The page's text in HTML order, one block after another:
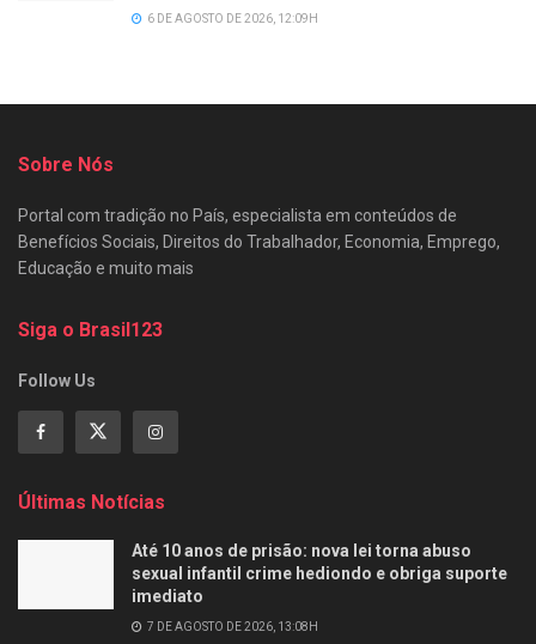
6 DE AGOSTO DE 2026, 12:09H
Sobre Nós
Portal com tradição no País, especialista em conteúdos de
Benefícios Sociais, Direitos do Trabalhador, Economia, Emprego,
Educação e muito mais
Siga o Brasil123
Follow Us
Últimas Notícias
Até 10 anos de prisão: nova lei torna abuso
sexual infantil crime hediondo e obriga suporte
imediato
7 DE AGOSTO DE 2026, 13:08H